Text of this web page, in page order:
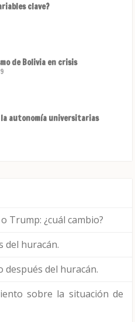
clave?
de Bolivia en crisis
la autonomía universitarias
Trump: ¿cuál cambio?
del huracán.
después del huracán.
sobre la situación de